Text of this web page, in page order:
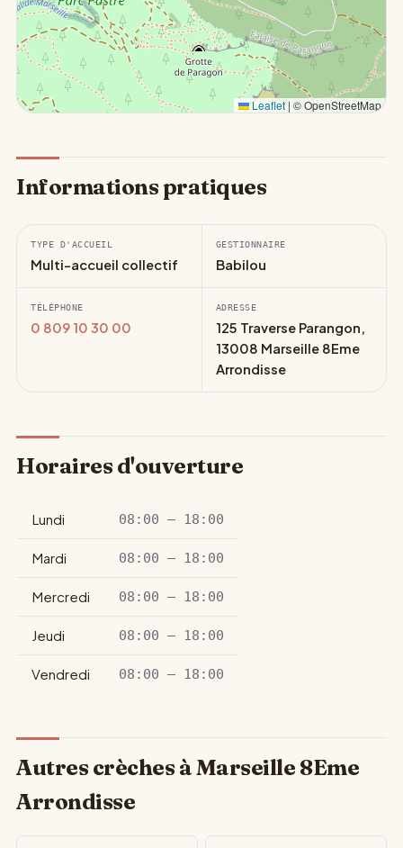
Leaflet | © OpenStreetMap
Informations pratiques
TYPE D'ACCUEIL
Multi-accueil collectif
GESTIONNAIRE
Babilou
TÉLÉPHONE
0 809 10 30 00
ADRESSE
125 Traverse Parangon,
13008 Marseille 8Eme
Arrondisse
Horaires d'ouverture
Lundi 08:00 – 18:00
Mardi 08:00 – 18:00
Mercredi 08:00 – 18:00
Jeudi 08:00 – 18:00
Vendredi 08:00 – 18:00
Autres crèches à Marseille 8Eme
Arrondisse